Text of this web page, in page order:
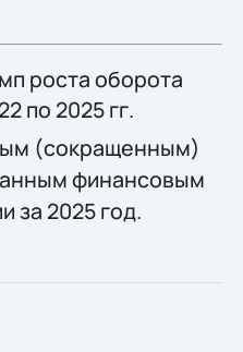
роста оборота
по 2025 гг.
(сокращенным)
финансовым
за 2025 год.